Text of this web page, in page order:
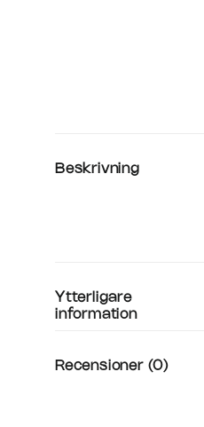
Beskrivning
Ytterligare
information
Recensioner (0)